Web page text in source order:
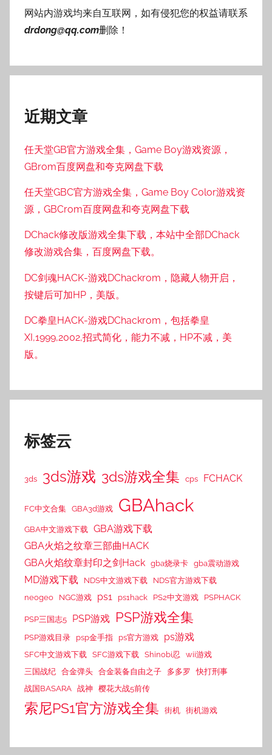
网站内游戏均来自互联网，如有侵犯您的权益请联系
drdong@qq.com删除！
近期文章
任天堂GB官方游戏全集，Game Boy游戏资源，
GBrom百度网盘和夸克网盘下载
任天堂GBC官方游戏全集，Game Boy Color游戏资
源，GBCrom百度网盘和夸克网盘下载
DChack修改版游戏全集下载，本站中全部DChack
修改游戏合集，百度网盘下载。
DC剑魂HACK-游戏DChackrom，隐藏人物开启，
按键后可加HP，美版。
DC拳皇HACK-游戏DChackrom，包括拳皇
XI,1999,2002,招式简化，能力不减，HP不减，美
版。
标签云
3ds 3ds游戏 3ds游戏全集 cps FCHACK
FC中文合集 GBA3d游戏 GBAhack
GBA中文游戏下载
GBA游戏下载
GBA火焰之纹章三部曲HACK
GBA火焰纹章封印之剑Hack gba烧录卡 gba震动游戏
MD游戏下载 NDS中文游戏下载
NDS官方游戏下载
neogeo
NGC游戏 ps1 ps1hack PS2中文游戏 PSPHACK
PSP三国志5 PSP游戏 PSP游戏全集
PSP游戏目录 psp金手指 ps官方游戏 ps游戏
SFC中文游戏下载 SFC游戏下载 Shinobi忍
wii游戏
三国战纪 合金弹头 合金装备自由之子 多多罗
快打刑事
战国BASARA 战神 樱花大战5前传
索尼PS1官方游戏全集 街机 街机游戏